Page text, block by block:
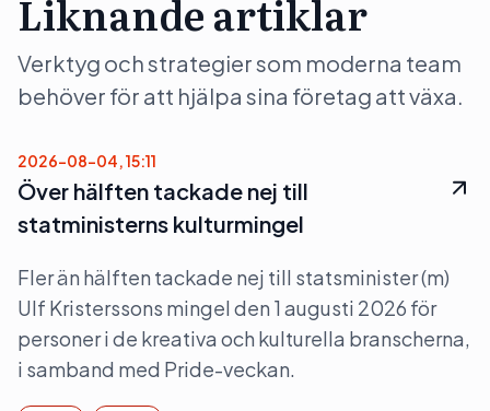
Liknande artiklar
Verktyg och strategier som moderna team
behöver för att hjälpa sina företag att växa.
2026-08-04, 15:11
Över hälften tackade nej till
statministerns kulturmingel
Fler än hälften tackade nej till statsminister (m)
Ulf Kristerssons mingel den 1 augusti 2026 för
personer i de kreativa och kulturella branscherna,
i samband med Pride-veckan.